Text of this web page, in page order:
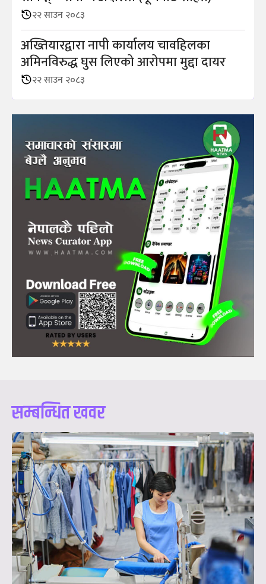
२२ साउन २०८३
अख्तियारद्वारा नापी कार्यालय चावहिलका
अमिनविरुद्ध घुस लिएको आरोपमा मुद्दा दायर
२२ साउन २०८३
सम्बन्धित खवर